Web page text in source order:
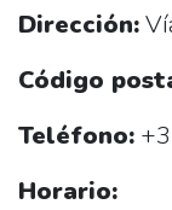
Dirección:
Código
Teléfono:
Horario: